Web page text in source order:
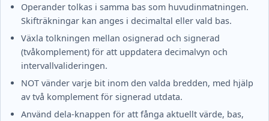
Operander tolkas i samma bas som huvudinmatningen.
Skifträkningar kan anges i decimaltal eller vald bas.
Växla tolkningen mellan osignerad och signerad
(tvåkomplement) för att uppdatera decimalvyn och
intervallvalideringen.
NOT vänder varje bit inom den valda bredden, med hjälp
av två komplement för signerad utdata.
Använd dela-knappen för att fånga aktuellt värde, bas,